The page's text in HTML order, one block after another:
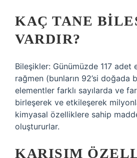
KAÇ TANE
VARDIR?
Bileşikler: Günümüzde 117 adet
rağmen (bunların 92’si doğada
elementler farklı sayılarda ve
birleşerek ve etkileşerek
kimyasal özelliklere sahip
oluştururlar.
KARIŞIM